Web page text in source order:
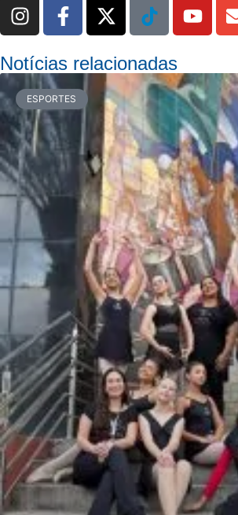
Notícias relacionadas
ESPORTES